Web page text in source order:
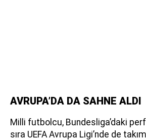
AVRUPA’DA DA SAHNE ALDI
Milli futbolcu, Bundesliga’daki
sıra UEFA Avrupa Ligi’nde de